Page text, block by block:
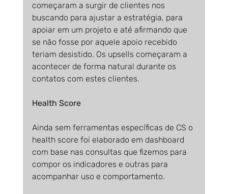
começaram a surgir de clientes nos
buscando para ajustar a estratégia, para
apoiar em um projeto e até afirmando que
se não fosse por aquele apoio recebido
teriam desistido. Os upsells começaram a
acontecer de forma natural durante os
contatos com estes clientes.
Health Score
Ainda sem ferramentas específicas de CS o
health score foi elaborado em dashboard
com base nas consultas que fizemos para
compor os indicadores e outras para
acompanhar uso e comportamento.